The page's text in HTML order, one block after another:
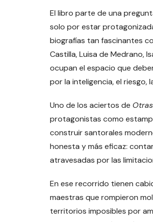
El libro parte de una
solo por estar
biografías tan fascinantes
Castilla, Luisa de Medrano,
ocupan el espacio que
por la inteligencia, el riesgo,
Uno de los aciertos de
protagonistas como
construir santorales
honesta y más eficaz:
atravesadas por las
En ese recorrido tienen
maestras que rompieron
territorios imposibles por